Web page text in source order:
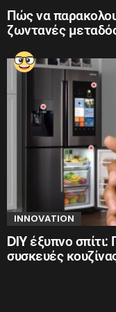
Πώς να
ζωντανές
INNOVATION
DIY έξυπνο σπίτι:
συσκευές